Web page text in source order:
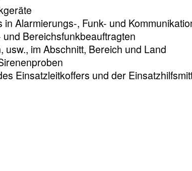
Alarmierungs-, Funk- und
Bereichsfunkbeauftragten
im Abschnitt, Bereich und Land
Einsatzleitkoffers und der